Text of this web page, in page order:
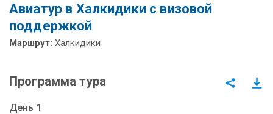
Авиатур в Халкидики с визовой
поддержкой
Маршрут: Халкидики
Программа тура
День 1